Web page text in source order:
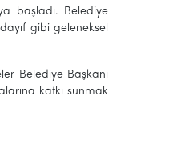
başladı. Belediye
gibi geleneksel
Belediye Başkanı
katkı sunmak